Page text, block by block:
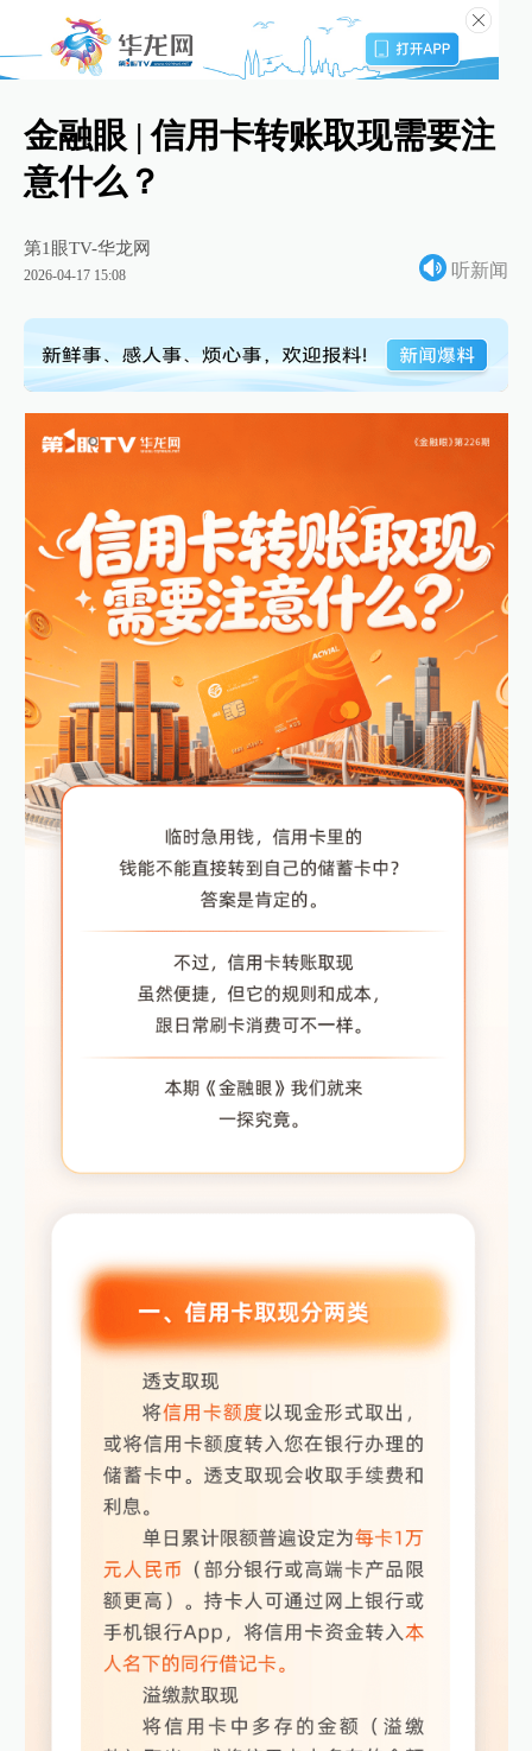
金融眼 | 信用卡转账取现需要注
意什么？
第1眼TV-华龙网
2026-04-17 15:08 听新闻